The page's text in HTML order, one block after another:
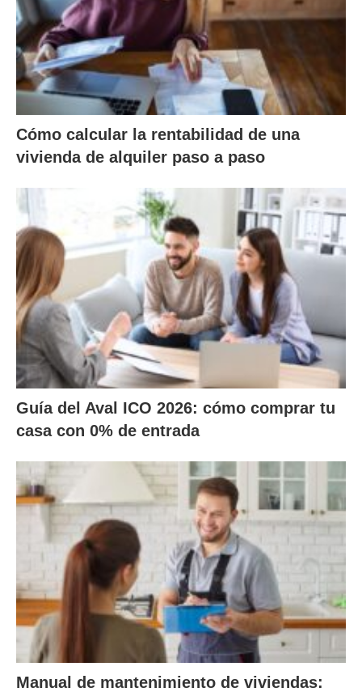
Cómo calcular la rentabilidad de una
vivienda de alquiler paso a paso
Guía del Aval ICO 2026: cómo comprar tu
casa con 0% de entrada
Manual de mantenimiento de viviendas: